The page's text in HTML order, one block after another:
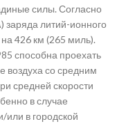
силы. Согласно
заряда литий-ионного
на 426 км (265 миль).
способна проехать
воздуха со средним
средней скорости
в случае
или в городской